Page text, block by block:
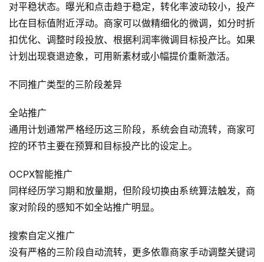
对平稳状态。曝光和点击趋于稳定，转化率波动较小，投产
比在目标值附近浮动。商家可以做精细化的微调，如分时折
扣优化、调整时段投放、根据利润率微调目标投产比。如果
计划出现衰退迹象，可用新素材或小幅提价重新激活。
不同推广类型的三阶段差异
全站推广
通用计划通常严格经历这三阶段，系统会自动流转，商家可
控的环节主要在预算和目标投产比的设定上。
OCPX智能推广
同样经历学习期和放量期，但阶段切换由系统算法触发，商
家对阶段的感知不如全站推广明显。
搜索自定义推广
没有严格的三阶段自动流转，更多依靠商家手动调整关键词